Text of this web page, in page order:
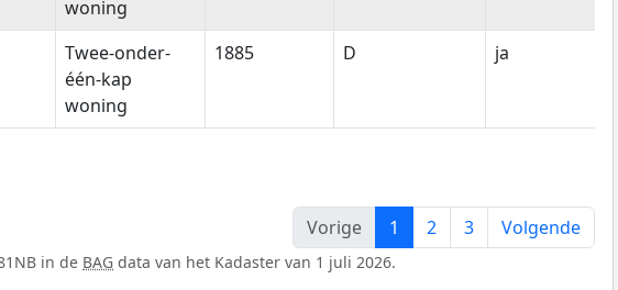
woning
Twee-onder-
één-kap
woning
1885 D ja
Vorige
1 2 3 Volgende
in de BAG data van het Kadaster van 1 juli 2026.